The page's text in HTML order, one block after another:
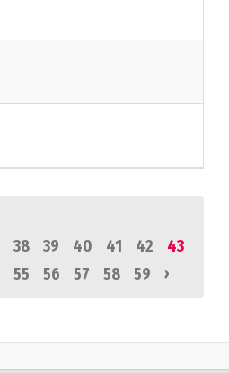
38 39 40 41 42
43
55 56 57 58 59 ›